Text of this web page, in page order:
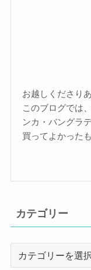
お越しくださり
このブログでは
ンカ・バングラ
買ってよかった
カテゴリー